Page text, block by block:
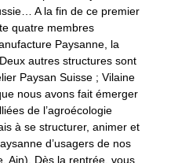
A la fin de ce premier
quatre membres
Paysanne, la
autres structures sont
Paysan Suisse ; Vilaine
nous avons fait émerger
de l’agroécologie
à se structurer, animer et
d’usagers de nos
Ain). Dès la rentrée, vous